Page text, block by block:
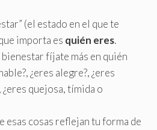
(el estado en el que te
importa es quién eres.
bienestar fíjate más en quién
¿eres alegre?, ¿eres
quejosa, tímida o
esas cosas reflejan tu forma de